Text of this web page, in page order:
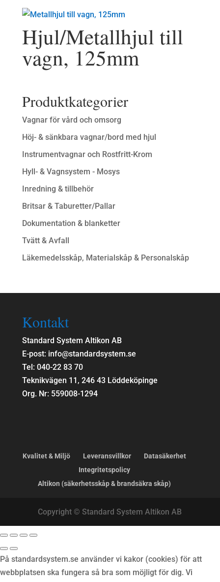
Hjul/Metallhjul till
vagn, 125mm
Produktkategorier
Vagnar för vård och omsorg
Höj- & sänkbara vagnar/bord med hjul
Instrumentvagnar och Rostfritt-Krom
Hyll- & Vagnsystem - Mosys
Inredning & tillbehör
Britsar & Taburetter/Pallar
Dokumentation & blanketter
Tvätt & Avfall
Läkemedelsskåp, Materialskåp & Personalskåp
Kontakt
Standard System Altikon AB
E-post: info@standardsystem.se
Tel: 040-22 83 70
Teknikvägen 11, 246 43 Löddeköpinge
Org. Nr: 559008-1294
Kvalitet & Miljö Leveransvillkor
Datasäkerhet
Integritetspolicy
Altikon (säkerhetsskåp & brandsäkra skåp)
Copyright © Standard System Altikon AB
På standardsystem.se använder vi kakor (cookies) för att
webbplatsen ska fungera så bra som möjligt för dig. Vi